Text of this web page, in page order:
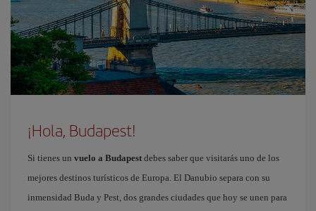
¡Hola, Budapest!
Si tienes un vuelo a Budapest debes saber que visitarás uno de los
mejores destinos turísticos de Europa. El Danubio separa con su
inmensidad Buda y Pest, dos grandes ciudades que hoy se unen para